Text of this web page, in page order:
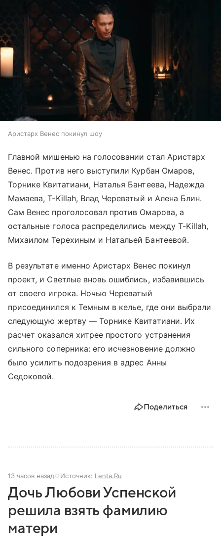
Аристарх Венес покинул шоу
Главной мишенью на голосовании стал Аристарх
Венес. Против него выступили Курбан Омаров,
Торнике Квитатиани, Наталья Бантеева, Надежда
Мамаева, T-Killah, Влад Череватый и Алена Блин.
Сам Венес проголосовал против Омарова, а
остальные голоса распределились между T-Killah,
Михаилом Терехиным и Натальей Бантеевой.
В результате именно Аристарх Венес покинул
проект, и Светлые вновь ошиблись, избавившись
от своего игрока. Ночью Череватый
присоединился к Темным в келье, где они выбрали
следующую жертву — Торнике Квитатиани. Их
расчет оказался хитрее простого устранения
сильного соперника: его исчезновение должно
было усилить подозрения в адрес Анны
Седоковой.
Поделиться
13 часов назад Источник: Lenta.Ru
Дочь Любови Успенской
решила взять фамилию
матери